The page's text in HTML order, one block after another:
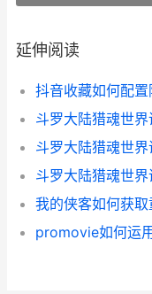
延伸阅读